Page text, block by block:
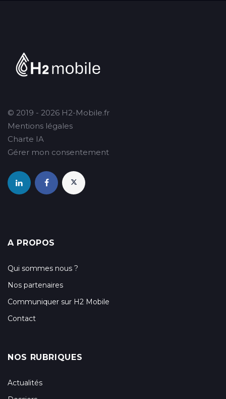
© 2019 - 2026 H2-Mobile.fr
Mentions légales
Charte IA
Gérer mon consentement
A PROPOS
Qui sommes nous ?
Nos partenaires
Communiquer sur H2 Mobile
Contact
NOS RUBRIQUES
Actualités